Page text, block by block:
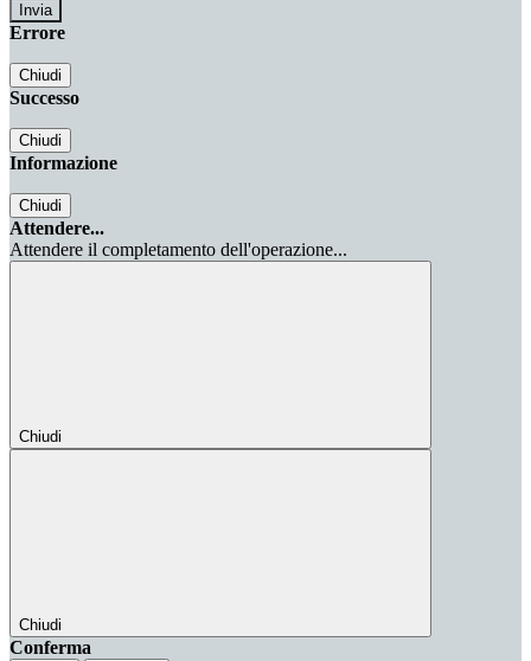
Errore
Chiudi
Successo
Chiudi
Informazione
Chiudi
Attendere...
Attendere il completamento dell'operazione...
Chiudi
Chiudi
Conferma